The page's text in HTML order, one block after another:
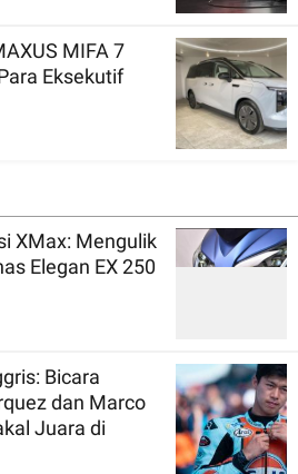
MIFA 7
Eksekutif
XMax: Mengulik
Elegan EX 250
Bicara
dan Marco
Juara di